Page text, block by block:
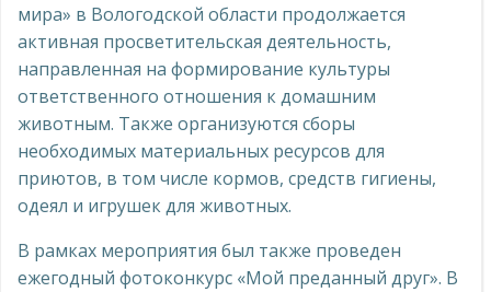
мира» в Вологодской области продолжается
активная просветительская деятельность,
направленная на формирование культуры
ответственного отношения к домашним
животным. Также организуются сборы
необходимых материальных ресурсов для
приютов, в том числе кормов, средств гигиены,
одеял и игрушек для животных.
В рамках мероприятия был также проведен
ежегодный фотоконкурс «Мой преданный друг». В